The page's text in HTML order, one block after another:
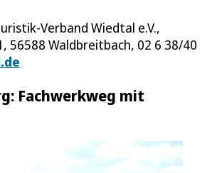
Verband Wiedtal e.V.,
56588 Waldbreitbach, 02 6 38/40
Fachwerkweg mit